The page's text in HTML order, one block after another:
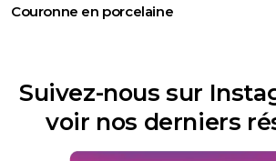
Couronne en porcelaine
Suivez-nous sur
voir nos derniers